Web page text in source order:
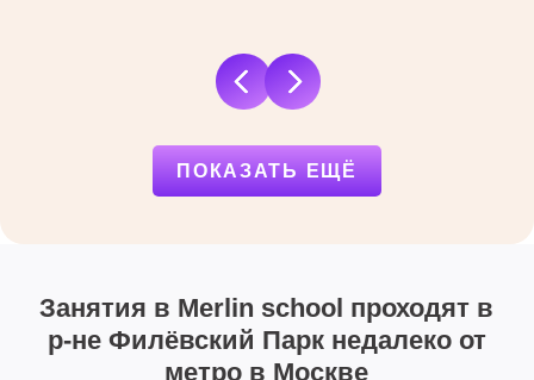
ПОКАЗАТЬ ЕЩЁ
Занятия в Merlin school проходят в
р-не Филёвский Парк недалеко от
метро в Москве